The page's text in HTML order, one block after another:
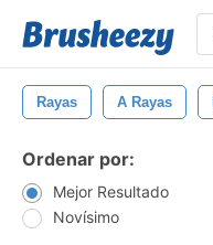
Rayas A Rayas
Ordenar por:
Mejor Resultado
Novísimo